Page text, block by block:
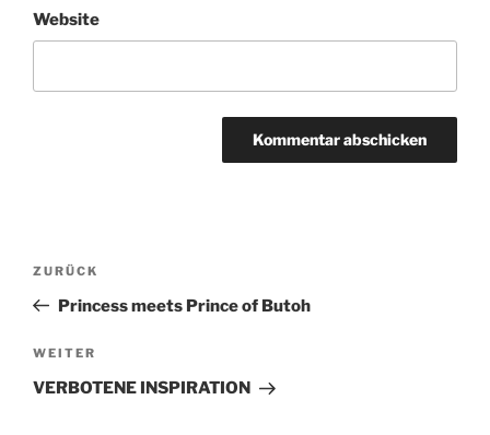
Website
Beitragsnavigation
Vorheriger
Beitrag
ZURÜCK
Princess meets Prince of Butoh
Nächster
Beitrag
WEITER
VERBOTENE INSPIRATION